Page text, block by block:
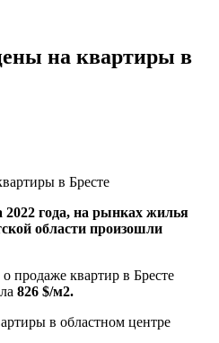
на квартиры в
2022 года, на рынках жилья
области произошли
продаже квартир в Бресте
826 $/м2.
в областном центре